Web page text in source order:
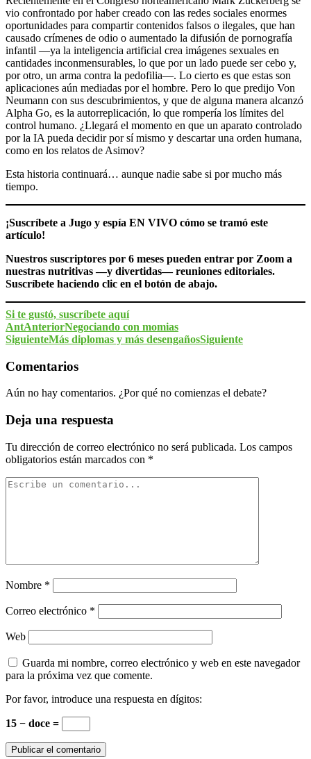
vio confrontado por haber creado con las redes sociales enormes
oportunidades para compartir contenidos falsos o ilegales, que han
causado crímenes de odio o aumentado la difusión de pornografía
infantil —ya la inteligencia artificial crea imágenes sexuales en
cantidades inconmensurables, lo que por un lado puede ser cebo y,
por otro, un arma contra la pedofilia—. Lo cierto es que estas son
aplicaciones aún mediadas por el hombre. Pero lo que predijo Von
Neumann con sus descubrimientos, y que de alguna manera alcanzó
Alpha Go, es la autorreplicación, lo que rompería los límites del
control humano. ¿Llegará el momento en que un aparato controlado
por la IA pueda decidir por sí mismo y descartar una orden humana,
como en los relatos de Asimov?
Esta historia continuará… aunque nadie sabe si por mucho más
tiempo.
¡Suscríbete a Jugo y espía EN VIVO cómo se tramó este
artículo!
Nuestros suscriptores por 6 meses pueden entrar por Zoom a
nuestras nutritivas —y divertidas— reuniones editoriales.
Suscríbete haciendo clic en el botón de abajo.
Si te gustó, suscríbete aquí
AntAnteriorNegociando con momias
SiguienteMás diplomas y más desengañosSiguiente
Comentarios
Aún no hay comentarios. ¿Por qué no comienzas el debate?
Deja una respuesta
Tu dirección de correo electrónico no será publicada. Los campos
obligatorios están marcados con *
Nombre *
Correo electrónico *
Web
Guarda mi nombre, correo electrónico y web en este navegador
para la próxima vez que comente.
Por favor, introduce una respuesta en dígitos:
15 − doce =